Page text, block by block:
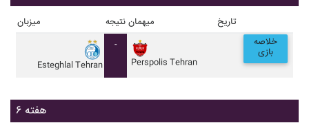
میزبان نتیجه میهمان تاریخ
Esteghlal Tehran
-
Perspolis Tehran
خلاصه
بازی
هفته ۶